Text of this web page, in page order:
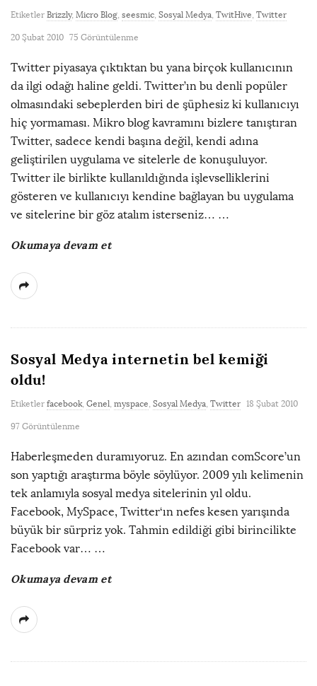
Etiketler Brizzly, Micro Blog seesmic Sosyal Medya TwitHive Twitter
20 Şubat 2010 75 Görüntülenme
Twitter piyasaya çıktıktan bu yana birçok kullanıcının
da ilgi odağı haline geldi. Twitter’ın bu denli popüler
olmasındaki sebeplerden biri de şüphesiz ki kullanıcıyı
hiç yormaması. Mikro blog kavramını bizlere tanıştıran
Twitter, sadece kendi başına değil, kendi adına
geliştirilen uygulama ve sitelerle de konuşuluyor.
Twitter ile birlikte kullanıldığında işlevselliklerini
gösteren ve kullanıcıyı kendine bağlayan bu uygulama
ve sitelerine bir göz atalım isterseniz… …
Okumaya devam et
Sosyal Medya internetin bel kemiği
oldu!
Etiketler facebook, Genel myspace Sosyal Medya Twitter 18 Şubat 2010
97 Görüntülenme
Haberleşmeden duramıyoruz. En azından comScore’un
son yaptığı araştırma böyle söylüyor. 2009 yılı kelimenin
tek anlamıyla sosyal medya sitelerinin yıl oldu.
Facebook, MySpace, Twitter‘ın nefes kesen yarışında
büyük bir sürpriz yok. Tahmin edildiği gibi birincilikte
Facebook var… …
Okumaya devam et